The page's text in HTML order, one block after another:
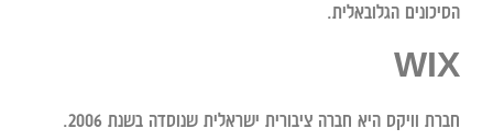
הסיכונים הגלובאלית.
WIX
חברת וויקס היא חברה ציבורית ישראלית שנוסדה בשנת 2006.